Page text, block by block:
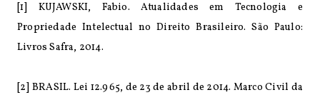
[1] KUJAWSKI, Fabio. Atualidades em Tecnologia e
Propriedade Intelectual no Direito Brasileiro. São Paulo:
Livros Safra, 2014.
[2] BRASIL. Lei 12.965, de 23 de abril de 2014. Marco Civil da